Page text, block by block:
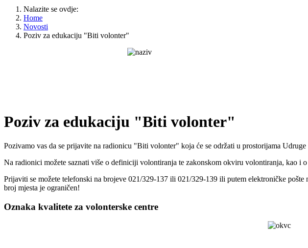
Nalazite se ovdje:
Home
Novosti
Poziv za edukaciju "Biti volonter"
Poziv za edukaciju "Biti volonter"
Pozivamo vas da se prijavite na radionicu "Biti volonter" koja će se održati u prostorijama
Na radionici možete saznati više o definiciji volontiranja te zakonskom okviru volontiranja, kao i
Prijaviti se možete telefonski na brojeve 021/329-137 ili 021/329-139 ili putem elektroničke pošte
broj mjesta je ograničen!
Oznaka kvalitete za volonterske centre